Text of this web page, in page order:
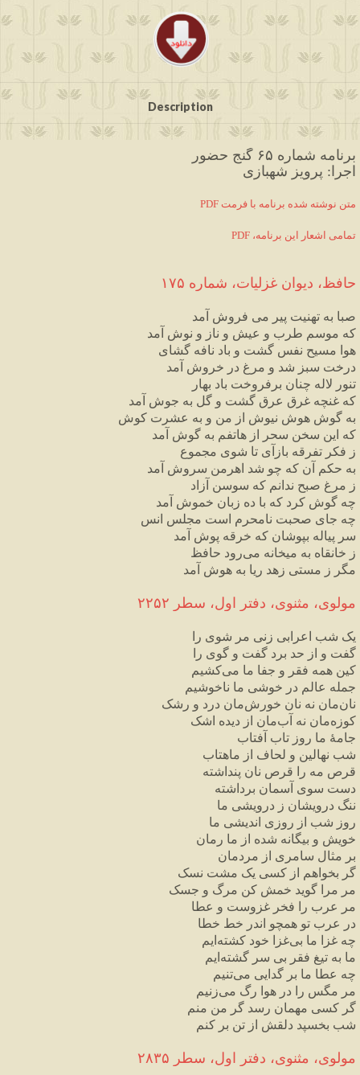
Description
برنامه شماره ۶۵ گنج حضور
اجرا: پرویز شهبازی
PDF متن نوشته شده برنامه با فرمت
PDF ،تمامی اشعار این برنامه
حافظ، دیوان غزلیات، شماره ۱۷۵
صبا به تهنیت پیر می فروش آمد
که موسم طرب و عیش و ناز و نوش آمد
هوا مسیح نفس گشت و باد نافه گشای
درخت سبز شد و مرغ در خروش آمد
تنور لاله چنان برفروخت باد بهار
که غنچه غرق عرق گشت و گل به جوش آمد
به گوش هوش نیوش از من و به عشرت کوش
که این سخن سحر از هاتفم به گوش آمد
ز فکر تفرقه بازآی تا شوی مجموع
به حکم آن که چو شد اهرمن سروش آمد
ز مرغ صبح ندانم که سوسن آزاد
چه گوش کرد که با ده زبان خموش آمد
چه جای صحبت نامحرم است مجلس انس
سر پیاله بپوشان که خرقه پوش آمد
ز خانقاه به میخانه می‌رود حافظ
مگر ز مستی زهد ریا به هوش آمد
مولوی، مثنوی، دفتر اول، سطر ۲۲۵۲
یک شب اعرابی زنی مر شوی را
گفت و از حد برد گفت و گوی را
کین همه فقر و جفا ما می‌کشیم
جمله عالم در خوشی ما ناخوشیم
نان‌مان نه نان خورش‌مان درد و رشک
کوزه‌مان نه آب‌مان از دیده اشک
جامهٔ ما روز تاب آفتاب
شب نهالین و لحاف از ماهتاب
قرص مه را قرص نان پنداشته
دست سوی آسمان برداشته
ننگ درویشان ز درویشی ما
روز شب از روزی اندیشی ما
خویش و بیگانه شده از ما رمان
بر مثال سامری از مردمان
گر بخواهم از کسی یک مشت نسک
مر مرا گوید خمش کن مرگ و جسک
مر عرب را فخر غزوست و عطا
در عرب تو همچو اندر خط خطا
چه غزا ما بی‌غزا خود کشته‌ایم
ما به تیغ فقر بی سر گشته‌ایم
چه عطا ما بر گدایی می‌تنیم
مر مگس را در هوا رگ می‌زنیم
گر کسی مهمان رسد گر من منم
شب بخسپد دلقش از تن بر کنم
مولوی، مثنوی، دفتر اول، سطر ۲۸۳۵